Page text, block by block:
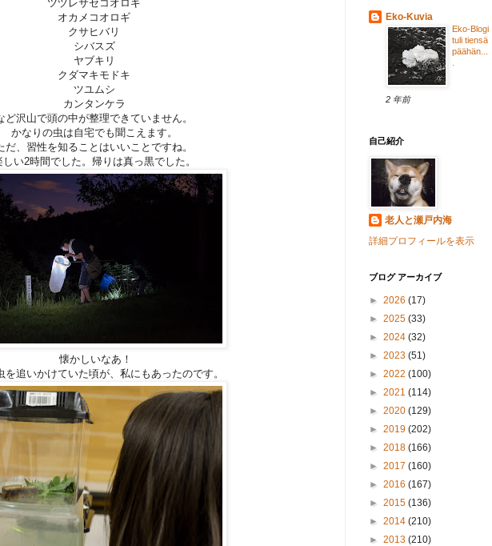
ツヅレサセコオロギ
オカメコオロギ
クサヒバリ
シバスズ
ヤブキリ
クダマキモドキ
ツユムシ
カンタンケラ
ど沢山で頭の中が整理できていません。
かなりの虫は自宅でも聞こえます。
だ、習性を知ることはいいことですね。
しい2時間でした。帰りは真っ黒でした。
懐かしいなあ！
を追いかけていた頃が、私にもあったのです。
Eko-Kuvia
Eko-Blogi
tuli tiensä
päähän...
2 年前
自己紹介
老人と瀬戸内海
詳細プロフィールを表示
ブログ アーカイブ
► 2026 (17)
► 2025 (33)
► 2024 (32)
► 2023 (51)
► 2022 (100)
► 2021 (114)
► 2020 (129)
► 2019 (202)
► 2018 (166)
► 2017 (160)
► 2016 (167)
► 2015 (136)
► 2014 (210)
► 2013 (210)